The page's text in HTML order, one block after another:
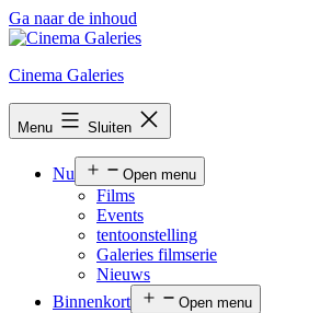
Ga naar de inhoud
Cinema Galeries
Menu Sluiten
Nu Open menu
Films
Events
tentoonstelling
Galeries filmserie
Nieuws
Binnenkort
Open menu